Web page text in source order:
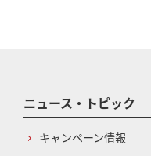
ニュース・トピック
キャンペーン情報